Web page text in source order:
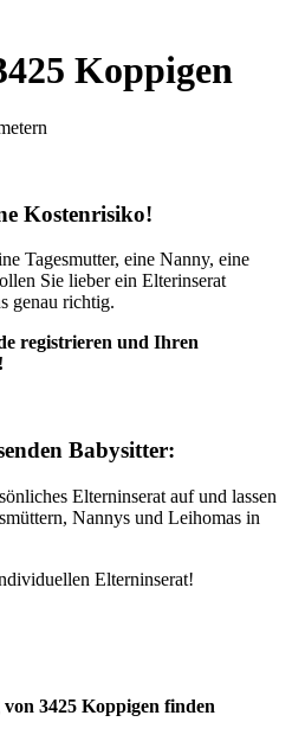
Koppigen
Kostenrisiko!
Tagesmutter, eine Nanny, eine
Sie lieber ein Elterinserat
genau richtig.
registrieren und Ihren
Babysitter:
Elterninserat auf und lassen
Nannys und Leihomas in
Elterninserat!
3425 Koppigen finden